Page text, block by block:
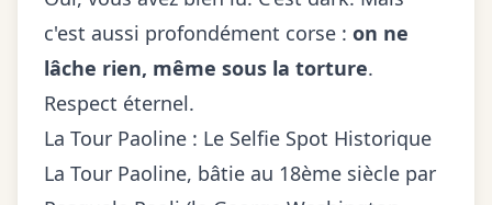
c'est aussi profondément corse : on ne
lâche rien, même sous la torture.
Respect éternel.
La Tour Paoline : Le Selfie Spot Historique
La Tour Paoline, bâtie au 18ème siècle par